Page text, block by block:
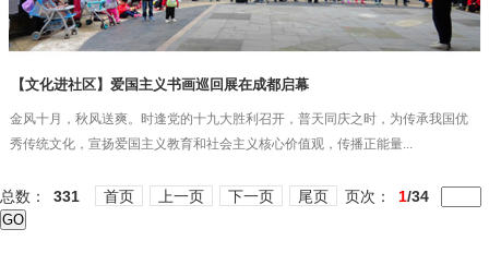
【文化进社区】爱国主义书画巡回展在成都启幕
金风十月，秋风送爽。时逢党的十九大胜利召开，普天同庆之时，为传承我国优
秀传统文化，宣扬爱国主义教育和社会主义核心价值观，传播正能量...
总数： 331 首页 上一页 下一页 尾页 页次： 1/34